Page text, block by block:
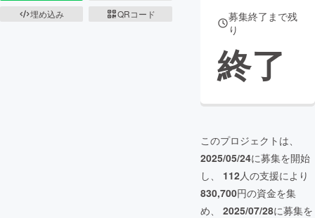
埋め込み
QRコード
募集終了まで残
り
終了
このプロジェクトは、
2025/05/24に募集を開始
し、 112人の支援により
830,700円の資金を集
め、 2025/07/28に募集を